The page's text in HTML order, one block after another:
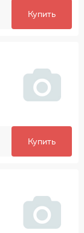
Купить
Купить